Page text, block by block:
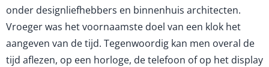
onder designliefhebbers en binnenhuis architecten.
Vroeger was het voornaamste doel van een klok het
aangeven van de tijd. Tegenwoordig kan men overal de
tijd aflezen, op een horloge, de telefoon of op het display